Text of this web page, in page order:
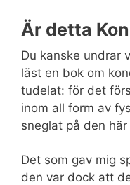
Är detta
Du kanske undrar
läst en bok om
tudelat: för det
inom all form av
sneglat på den
Det som gav mig
den var dock att